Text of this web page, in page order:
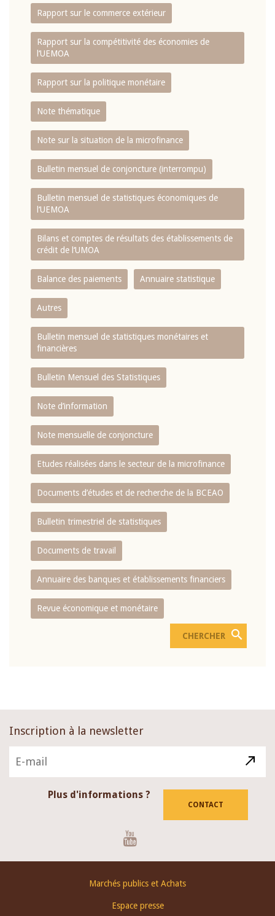
Rapport sur le commerce extérieur
Rapport sur la compétitivité des économies de
l‘UEMOA
Rapport sur la politique monétaire
Note thématique
Note sur la situation de la microfinance
Bulletin mensuel de conjoncture (interrompu)
Bulletin mensuel de statistiques économiques de
l‘UEMOA
Bilans et comptes de résultats des établissements de
crédit de l‘UMOA
Balance des paiements Annuaire statistique
Autres
Bulletin mensuel de statistiques monétaires et
financières
Bulletin Mensuel des Statistiques
Note d’information
Note mensuelle de conjoncture
Etudes réalisées dans le secteur de la microfinance
Documents d’études et de recherche de la BCEAO
Bulletin trimestriel de statistiques
Documents de travail
Annuaire des banques et établissements financiers
Revue économique et monétaire
Inscription à la newsletter
Plus d'informations ?
CONTACT
Marchés publics et Achats
Espace presse